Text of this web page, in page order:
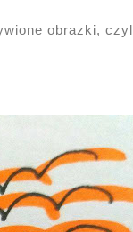
obrazki,